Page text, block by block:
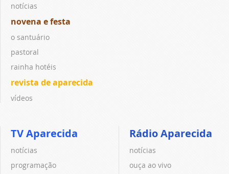
notícias
novena e festa
o santuário
pastoral
rainha hotéis
revista de aparecida
vídeos
TV Aparecida
notícias
programação
Rádio Aparecida
notícias
ouça ao vivo